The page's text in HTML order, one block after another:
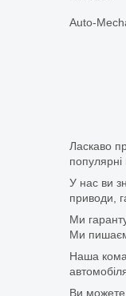
Auto-
Ласкаво
У нас ви
приводи,
Ми
Ми
Наша
Ви можете